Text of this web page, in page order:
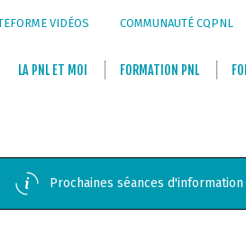
VIDÉOS COMMUNAUTÉ CQPNL
LA PNL ET MOI FORMATION PNL
Prochaines séances d'information